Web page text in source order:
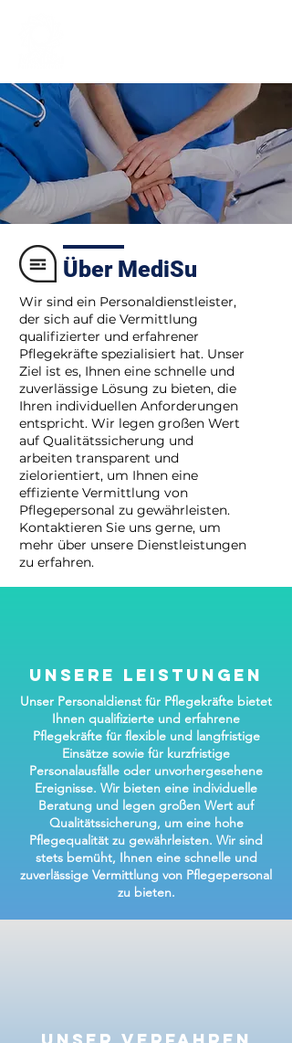
Über MediSu
Wir sind ein Personaldienstleister,
der sich auf die Vermittlung
qualifizierter und erfahrener
Pflegekräfte spezialisiert hat. Unser
Ziel ist es, Ihnen eine schnelle und
zuverlässige Lösung zu bieten, die
Ihren individuellen Anforderungen
entspricht. Wir legen großen Wert
auf Qualitätssicherung und
arbeiten transparent und
zielorientiert, um Ihnen eine
effiziente Vermittlung von
Pflegepersonal zu gewährleisten.
Kontaktieren Sie uns gerne, um
mehr über unsere Dienstleistungen
zu erfahren.
Unsere leistungen
Unser Personaldienst für Pflegekräfte bietet
Ihnen qualifizierte und erfahrene
Pflegekräfte für flexible und langfristige
Einsätze sowie für kurzfristige
Personalausfälle oder unvorhergesehene
Ereignisse. Wir bieten eine individuelle
Beratung und legen großen Wert auf
Qualitätssicherung, um eine hohe
Pflegequalität zu gewährleisten. Wir sind
stets bemüht, Ihnen eine schnelle und
zuverlässige Vermittlung von Pflegepersonal
zu bieten.